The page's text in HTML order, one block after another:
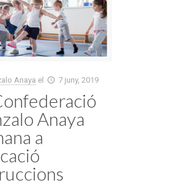
Anaya el 7 juny, 2019
Anaya
a